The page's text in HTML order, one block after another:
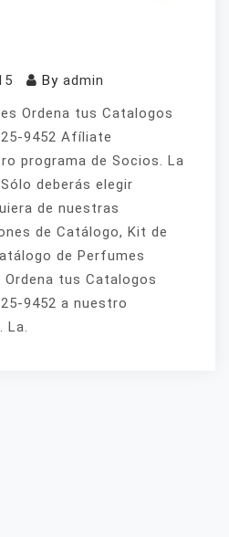
By admin
Ordena tus Catalogos
9452 Afíliate
programa de Socios. La
deberás elegir
de nuestras
de Catálogo, Kit de
de Perfumes
tus Catalogos
9452 a nuestro
La.